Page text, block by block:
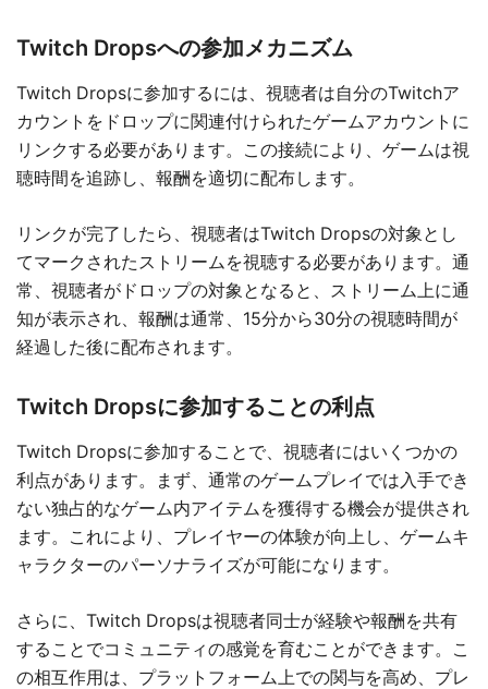
Twitch Dropsへの参加メカニズム
Twitch Dropsに参加するには、視聴者は自分のTwitchア
カウントをドロップに関連付けられたゲームアカウントに
リンクする必要があります。この接続により、ゲームは視
聴時間を追跡し、報酬を適切に配布します。
リンクが完了したら、視聴者はTwitch Dropsの対象とし
てマークされたストリームを視聴する必要があります。通
常、視聴者がドロップの対象となると、ストリーム上に通
知が表示され、報酬は通常、15分から30分の視聴時間が
経過した後に配布されます。
Twitch Dropsに参加することの利点
Twitch Dropsに参加することで、視聴者にはいくつかの
利点があります。まず、通常のゲームプレイでは入手でき
ない独占的なゲーム内アイテムを獲得する機会が提供され
ます。これにより、プレイヤーの体験が向上し、ゲームキ
ャラクターのパーソナライズが可能になります。
さらに、Twitch Dropsは視聴者同士が経験や報酬を共有
することでコミュニティの感覚を育むことができます。こ
の相互作用は、プラットフォーム上での関与を高め、プレ